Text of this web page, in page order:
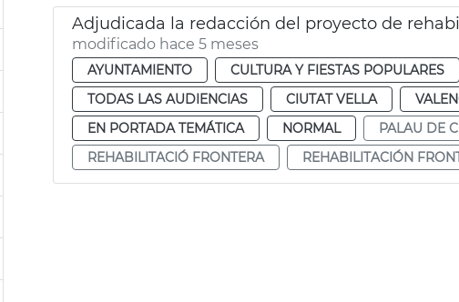
modificado hace 5 meses
AYUNTAMIENTO CULTURA Y FIESTAS POPULARES
TODAS LAS AUDIENCIAS
CIUTAT VELLA
EN PORTADA TEMÁTICA
NORMAL PALAU DE
REHABILITACIÓ FRONTERA
REHABILITACIÓN